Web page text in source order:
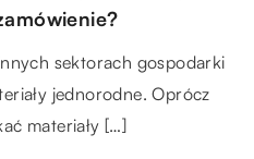
sektorach gospodarki
jednorodne. Oprócz
materiały […]